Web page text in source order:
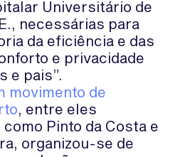
Universitário de
necessárias para
da eficiência e das
e privacidade
e pais”.
movimento de
, entre eles
Pinto da Costa e
organizou-se de